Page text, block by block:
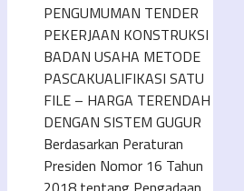
PENGUMUMAN TENDER
PEKERJAAN KONSTRUKSI
BADAN USAHA METODE
PASCAKUALIFIKASI SATU
FILE – HARGA TERENDAH
DENGAN SISTEM GUGUR
Berdasarkan Peraturan
Presiden Nomor 16 Tahun